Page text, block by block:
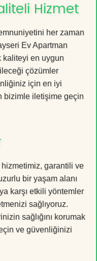
Hizmet
her zaman
Ev Apartman
kaliteyi en uygun
çözümler
için en iyi
bizimle iletişime geçin
garantili ve
bir yaşam alanı
karşı etkili yöntemler
sağlıyoruz.
sağlığını korumak
ve güvenliğinizi